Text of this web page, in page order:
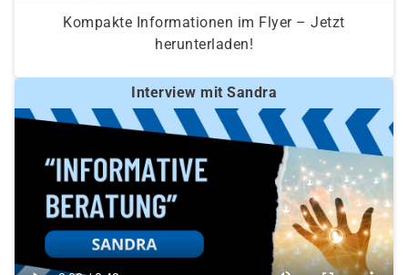
Kompakte Informationen im Flyer – Jetzt
herunterladen!
Interview mit Sandra